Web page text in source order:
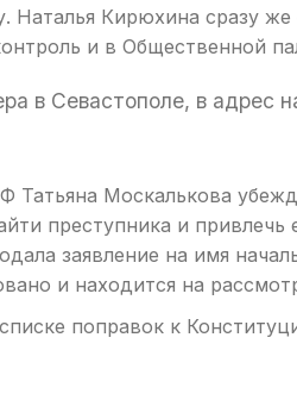
Наталья Кирюхина сразу
и в Общественной
в Севастополе, в адрес
Москалькова
преступника и привлечь
заявление на имя
и находится на
поправок к